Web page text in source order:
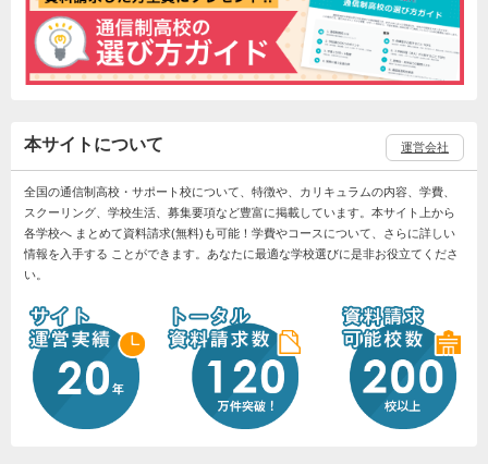
本サイトについて 運営会社
全国の通信制高校・サポート校について、特徴や、カリキュラムの内容、学費、
スクーリング、学校生活、募集要項など豊富に掲載しています。本サイト上から
各学校へ まとめて資料請求(無料)も可能！学費やコースについて、さらに詳しい
情報を入手する ことができます。あなたに最適な学校選びに是非お役立てくださ
い。